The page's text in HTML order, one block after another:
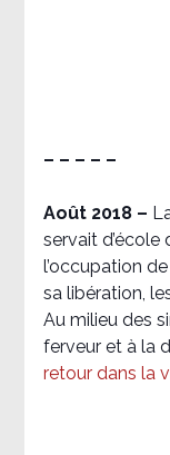
– – – – –
Août 2018 –
servait d’école
l’occupation
sa libération,
Au milieu des
ferveur et à la
retour dans la